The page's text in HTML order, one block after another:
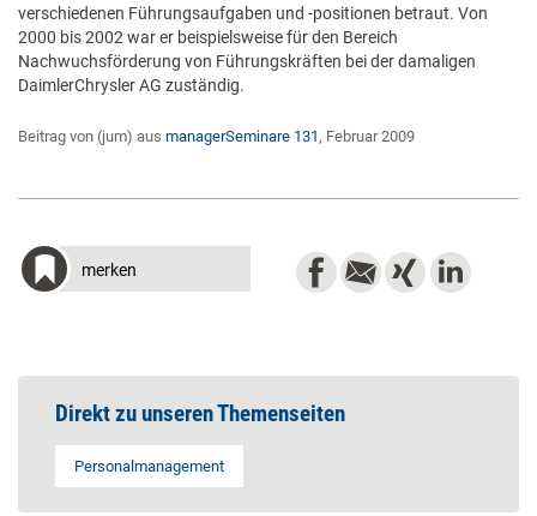
verschiedenen Führungsaufgaben und -positionen betraut. Von
2000 bis 2002 war er beispielsweise für den Bereich
Nachwuchsförderung von Führungskräften bei der damaligen
DaimlerChrysler AG zuständig.
Beitrag von (jum) aus managerSeminare 131, Februar 2009
merken
Direkt zu unseren Themenseiten
Personalmanagement